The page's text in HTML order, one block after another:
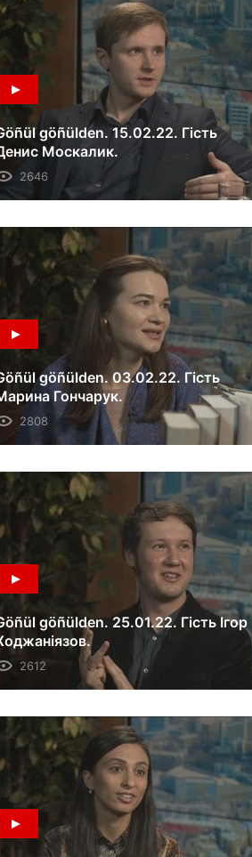
göñülden. 15.02.22. Гість
Москалик.
2646
göñülden. 03.02.22. Гість
Гончарук.
2808
göñülden. 25.01.22. Гість Ігор
2612